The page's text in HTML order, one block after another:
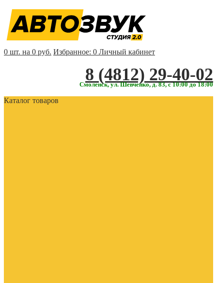
0 шт. на 0 руб. Избранное: 0 Личный кабинет
‎‎8 (4812) 29-40-02
Смоленск, ул. Шевченко, д. 83, с 10:00 до 18:00
Каталог товаров